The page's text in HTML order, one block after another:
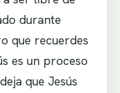
durante
que recuerdes
es un proceso
que Jesús